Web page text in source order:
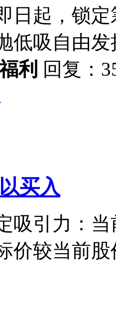
日起，锁
低吸自由发
利 回复：
买入
吸引力：
价较当前